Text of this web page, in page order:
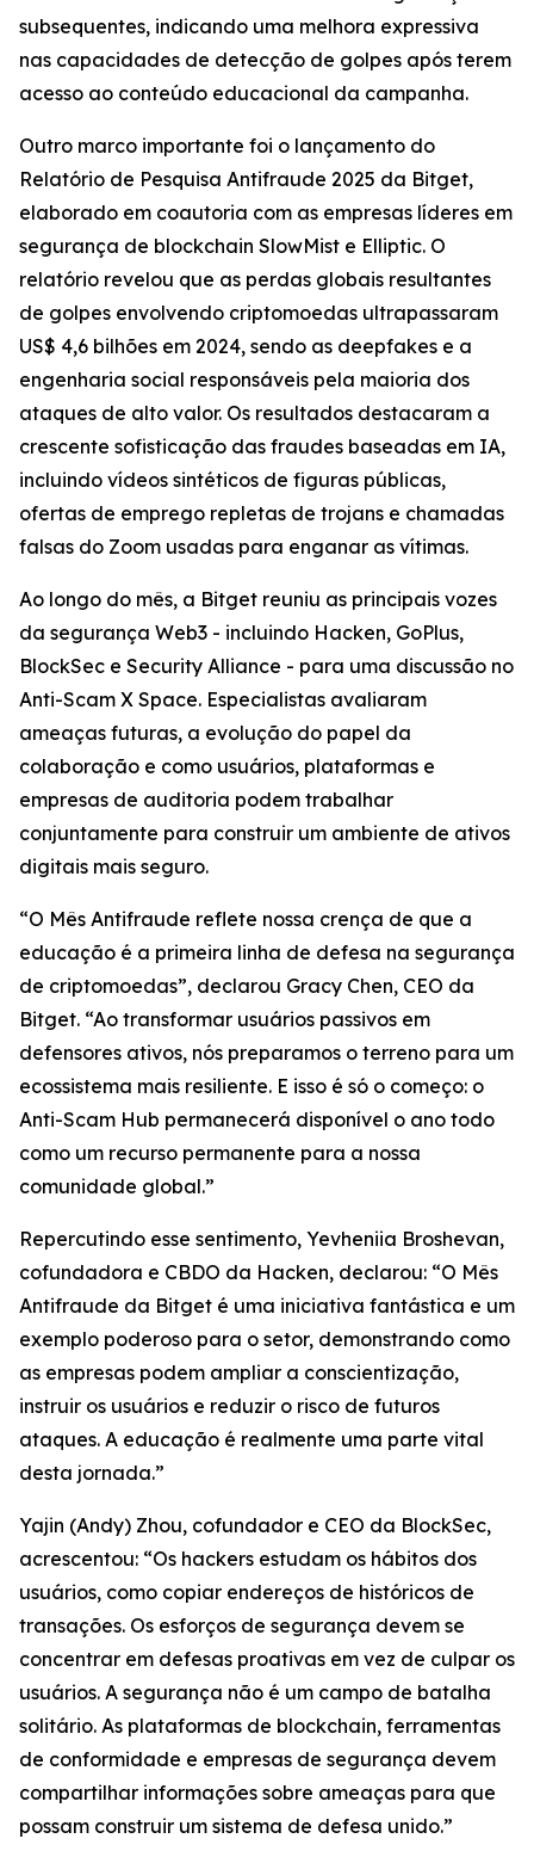
subsequentes, indicando uma melhora expressiva
nas capacidades de detecção de golpes após terem
acesso ao conteúdo educacional da campanha.
Outro marco importante foi o lançamento do
Relatório de Pesquisa Antifraude 2025 da Bitget,
elaborado em coautoria com as empresas líderes em
segurança de blockchain SlowMist e Elliptic. O
relatório revelou que as perdas globais resultantes
de golpes envolvendo criptomoedas ultrapassaram
US$ 4,6 bilhões em 2024, sendo as deepfakes e a
engenharia social responsáveis pela maioria dos
ataques de alto valor. Os resultados destacaram a
crescente sofisticação das fraudes baseadas em IA,
incluindo vídeos sintéticos de figuras públicas,
ofertas de emprego repletas de trojans e chamadas
falsas do Zoom usadas para enganar as vítimas.
Ao longo do mês, a Bitget reuniu as principais vozes
da segurança Web3 - incluindo Hacken, GoPlus,
BlockSec e Security Alliance - para uma discussão no
Anti-Scam X Space. Especialistas avaliaram
ameaças futuras, a evolução do papel da
colaboração e como usuários, plataformas e
empresas de auditoria podem trabalhar
conjuntamente para construir um ambiente de ativos
digitais mais seguro.
“O Mês Antifraude reflete nossa crença de que a
educação é a primeira linha de defesa na segurança
de criptomoedas”, declarou Gracy Chen, CEO da
Bitget. “Ao transformar usuários passivos em
defensores ativos, nós preparamos o terreno para um
ecossistema mais resiliente. E isso é só o começo: o
Anti-Scam Hub permanecerá disponível o ano todo
como um recurso permanente para a nossa
comunidade global.”
Repercutindo esse sentimento, Yevheniia Broshevan,
cofundadora e CBDO da Hacken, declarou: “O Mês
Antifraude da Bitget é uma iniciativa fantástica e um
exemplo poderoso para o setor, demonstrando como
as empresas podem ampliar a conscientização,
instruir os usuários e reduzir o risco de futuros
ataques. A educação é realmente uma parte vital
desta jornada.”
Yajin (Andy) Zhou, cofundador e CEO da BlockSec,
acrescentou: “Os hackers estudam os hábitos dos
usuários, como copiar endereços de históricos de
transações. Os esforços de segurança devem se
concentrar em defesas proativas em vez de culpar os
usuários. A segurança não é um campo de batalha
solitário. As plataformas de blockchain, ferramentas
de conformidade e empresas de segurança devem
compartilhar informações sobre ameaças para que
possam construir um sistema de defesa unido.”